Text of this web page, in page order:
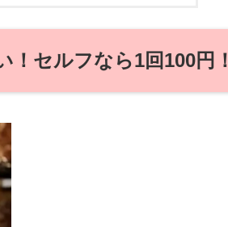
セルフなら1回100円！